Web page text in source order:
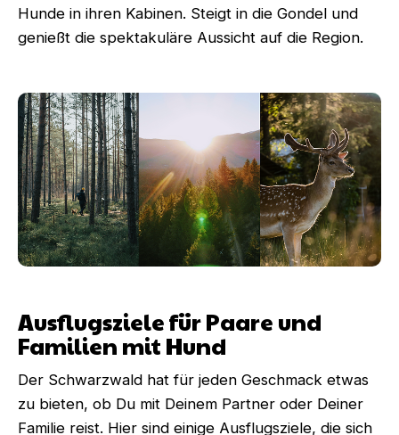
Hunde in ihren Kabinen. Steigt in die Gondel und
genießt die spektakuläre Aussicht auf die Region.
Ausflugsziele für Paare und
Familien mit Hund
Der Schwarzwald hat für jeden Geschmack etwas
zu bieten, ob Du mit Deinem Partner oder Deiner
Familie reist. Hier sind einige Ausflugsziele, die sich